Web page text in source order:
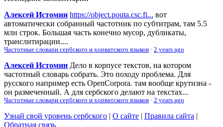
Алексей Истомин https://object.pouta.csc.fi... вот
автоматически собранный частотник по субтитрам, там 5.5
млн строк. Большая часть конечно мусор, дубликаты,
транслитирации....
Частотные словари сербского и хорватского языков · 2 years ago
Алексей Истомин Дело в корпусе текстов, на котором
частотный словарь собрать. Это походу проблема. Для
русского например есть OpenCorpora. там вообще крутизна -
он размеченный. А для сербского делают на текстах...
Частотные словари сербского и хорватского языков · 2 years ago
Узнай свой уровень сербского | О сайте | Правила сайта |
Обратная связь